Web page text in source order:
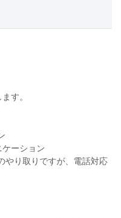
す。
ケーション
り取りですが、電話対応